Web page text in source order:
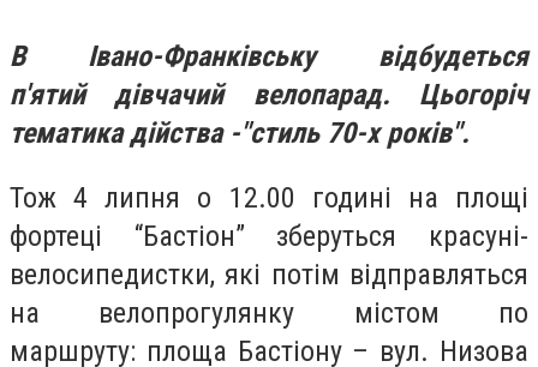
В Івано-Франківську відбудеться
п'ятийдівчачий велопарад. Цьогоріч
тематика дійства -"стиль 70-х років".
Тож 4 липня о 12.00 годині на площі
фортеці “Бастіон” зберуться красуні-
велосипедистки, які потім відправляться
на велопрогулянку містом по
маршруту: площа Бастіону – вул. Низова